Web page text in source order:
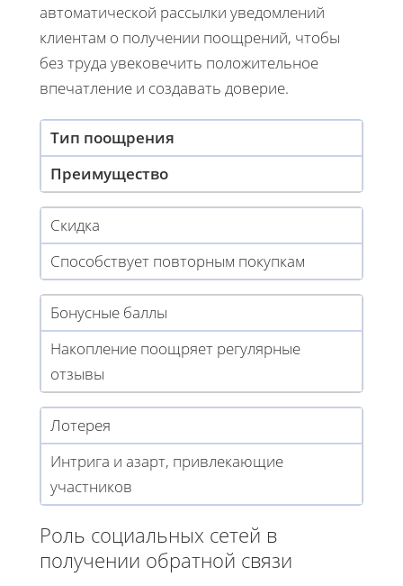
автоматической рассылки уведомлений
клиентам о получении поощрений, чтобы
без труда увековечить положительное
впечатление и создавать доверие.
Тип поощрения
Преимущество
Скидка
Способствует повторным покупкам
Бонусные баллы
Накопление поощряет регулярные
отзывы
Лотерея
Интрига и азарт, привлекающие
участников
Роль социальных сетей в
получении обратной связи